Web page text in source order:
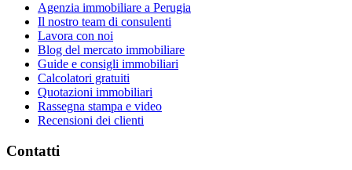
Agenzia immobiliare a Perugia
Il nostro team di consulenti
Lavora con noi
Blog del mercato immobiliare
Guide e consigli immobiliari
Calcolatori gratuiti
Quotazioni immobiliari
Rassegna stampa e video
Recensioni dei clienti
Contatti